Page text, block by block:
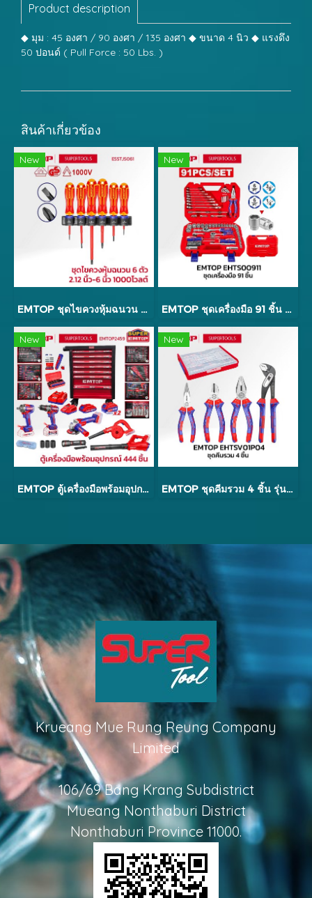
Product description
◆ มุม : 45 องศา / 90 องศา / 135 องศา ◆ ขนาด 4 นิว ◆ แรงดึง
50 ปอนด์ ( Pull Force : 50 Lbs. )
สินค้าเกี่ยวข้อง
New
EMTOP ชุดไขควงหุ้มฉนวน 6 ตัว 2.12 นิ้ว - 6 นิ้ว 1000 โวลต์ รุ่น ESSTJS061
New
EMTOP ชุดเครื่องมือ 91 ชิ้น รุ่น EHTS00911
New
EMTOP ตู้เครื่องมือพร้อมอุปกรณ์ 444 ชิ้น รุ่น EMTOP2459
New
EMTOP ชุดคีมรวม 4 ชิ้น รุ่น EHTSV01P04
Krueang Mue Rung Reung Company
Limited
106/69 Bang Krang Subdistrict
Mueang Nonthaburi District
Nonthaburi Province 11000.